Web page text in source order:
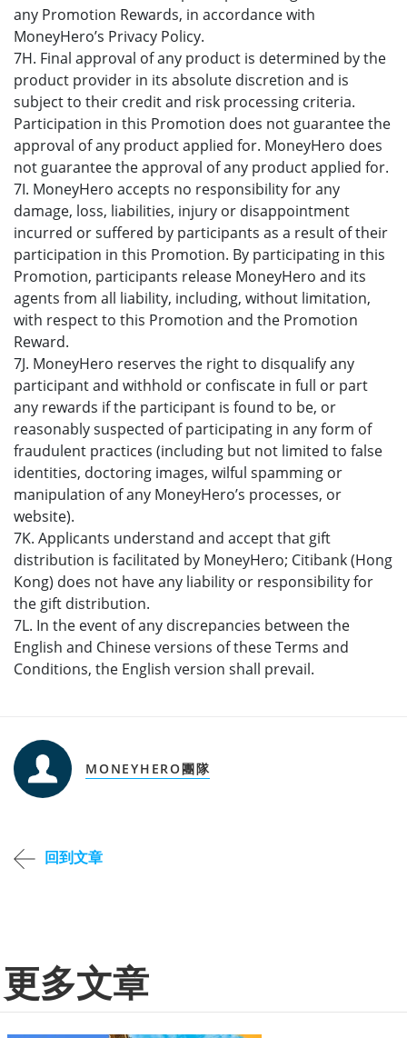
any Promotion Rewards, in accordance with
MoneyHero’s Privacy Policy.
7H. Final approval of any product is determined by the
product provider in its absolute discretion and is
subject to their credit and risk processing criteria.
Participation in this Promotion does not guarantee the
approval of any product applied for. MoneyHero does
not guarantee the approval of any product applied for.
7I. MoneyHero accepts no responsibility for any
damage, loss, liabilities, injury or disappointment
incurred or suffered by participants as a result of their
participation in this Promotion. By participating in this
Promotion, participants release MoneyHero and its
agents from all liability, including, without limitation,
with respect to this Promotion and the Promotion
Reward.
7J. MoneyHero reserves the right to disqualify any
participant and withhold or confiscate in full or part
any rewards if the participant is found to be, or
reasonably suspected of participating in any form of
fraudulent practices (including but not limited to false
identities, doctoring images, wilful spamming or
manipulation of any MoneyHero’s processes, or
website).
7K. Applicants understand and accept that gift
distribution is facilitated by MoneyHero; Citibank (Hong
Kong) does not have any liability or responsibility for
the gift distribution.
7L. In the event of any discrepancies between the
English and Chinese versions of these Terms and
Conditions, the English version shall prevail.
MONEYHERO團隊
回到文章
更多文章